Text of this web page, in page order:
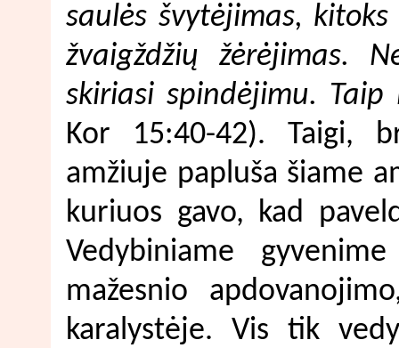
saulės švytėjimas,
žvaigždžių žėrėjimas.
skiriasi spindėjimu.
Kor 15:40-42). Taigi,
amžiuje papluša šiame
kuriuos gavo, kad
Vedybiniame
mažesnio
karalystėje. Vis tik